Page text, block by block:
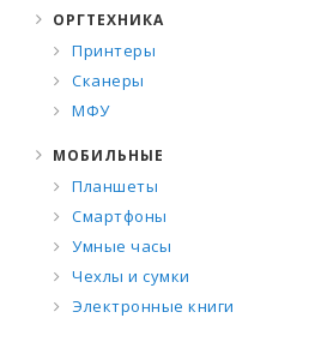
ОРГТЕХНИКА
Принтеры
Сканеры
МФУ
МОБИЛЬНЫЕ
Планшеты
Смартфоны
Умные часы
Чехлы и сумки
Электронные книги